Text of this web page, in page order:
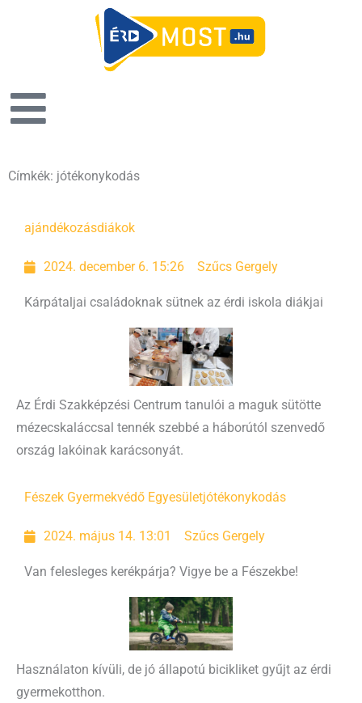
Címkék: jótékonykodás
ajándékozásdiákok
2024. december 6. 15:26 Szűcs Gergely
Kárpátaljai családoknak sütnek az érdi iskola diákjai
Az Érdi Szakképzési Centrum tanulói a maguk sütötte
mézecskaláccsal tennék szebbé a háborútól szenvedő
ország lakóinak karácsonyát.
Fészek Gyermekvédő Egyesületjótékonykodás
2024. május 14. 13:01 Szűcs Gergely
Van felesleges kerékpárja? Vigye be a Fészekbe!
Használaton kívüli, de jó állapotú bicikliket gyűjt az érdi
gyermekotthon.